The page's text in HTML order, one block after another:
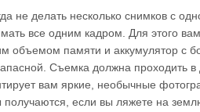
не делать несколько снимков с
все одним кадром. Для этого
объемом памяти и аккумулятор с
Съемка должна проходить
вам яркие, необычные
получаются, если вы ляжете на